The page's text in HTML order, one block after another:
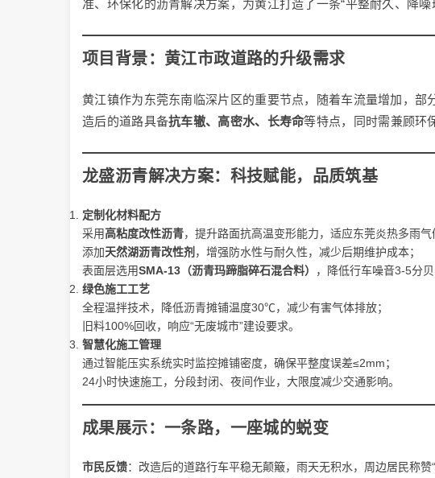
准、环保化的沥青解决方案，为黄江打造了一条“平整耐久、降噪
项目背景：黄江市政道路的升级需求
黄江镇作为东莞东南临深片区的重要节点，随着车流量增加，
造后的道路具备抗车辙、高密水、长寿命等特点，同时需兼顾环
龙盛沥青解决方案：科技赋能，品质筑基
定制化材料配方
采用高粘度改性沥青，提升路面抗高温变形能力，适应东莞炎热多雨气
添加天然湖沥青改性剂 ，增强防水性与耐久性，减少后期维护成本；
表面层选用SMA-13（沥青玛蹄脂碎石混合料）
，降低行车噪音3-5分
绿色施工工艺
全程温拌技术，降低沥青摊铺温度30℃，减少有害气体排放；
旧料100%回收，响应“无废城市”建设要求。
智慧化施工管理
通过智能压实系统实时监控摊铺密度，确保平整度误差≤2mm；
24小时快速施工，分段封闭、夜间作业，大限度减少交通影响。
成果展示：一条路，一座城的蜕变
市民反馈：改造后的道路行车平稳无颠簸，雨天无积水，周边居民称赞“